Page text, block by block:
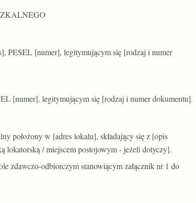
PESEL [numer], legitymującym się [rodzaj i numer
[numer], legitymującym się [rodzaj i numer dokumentu].
położony w [adres lokalu], składający się z [opis
/ miejscem postojowym - jeżeli dotyczy].
zdawczo-odbiorczym stanowiącym załącznik nr 1 do